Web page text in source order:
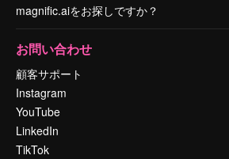
magnific.aiをお探しですか？
お問い合わせ
顧客サポート
Instagram
YouTube
LinkedIn
TikTok